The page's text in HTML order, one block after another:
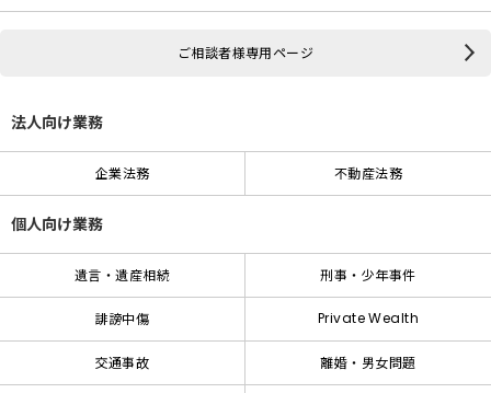
ご相談者様専用ページ
法人向け業務
企業法務 不動産法務
個人向け業務
遺言・遺産相続 刑事・少年事件
誹謗中傷 Private Wealth
交通事故 離婚・男女問題